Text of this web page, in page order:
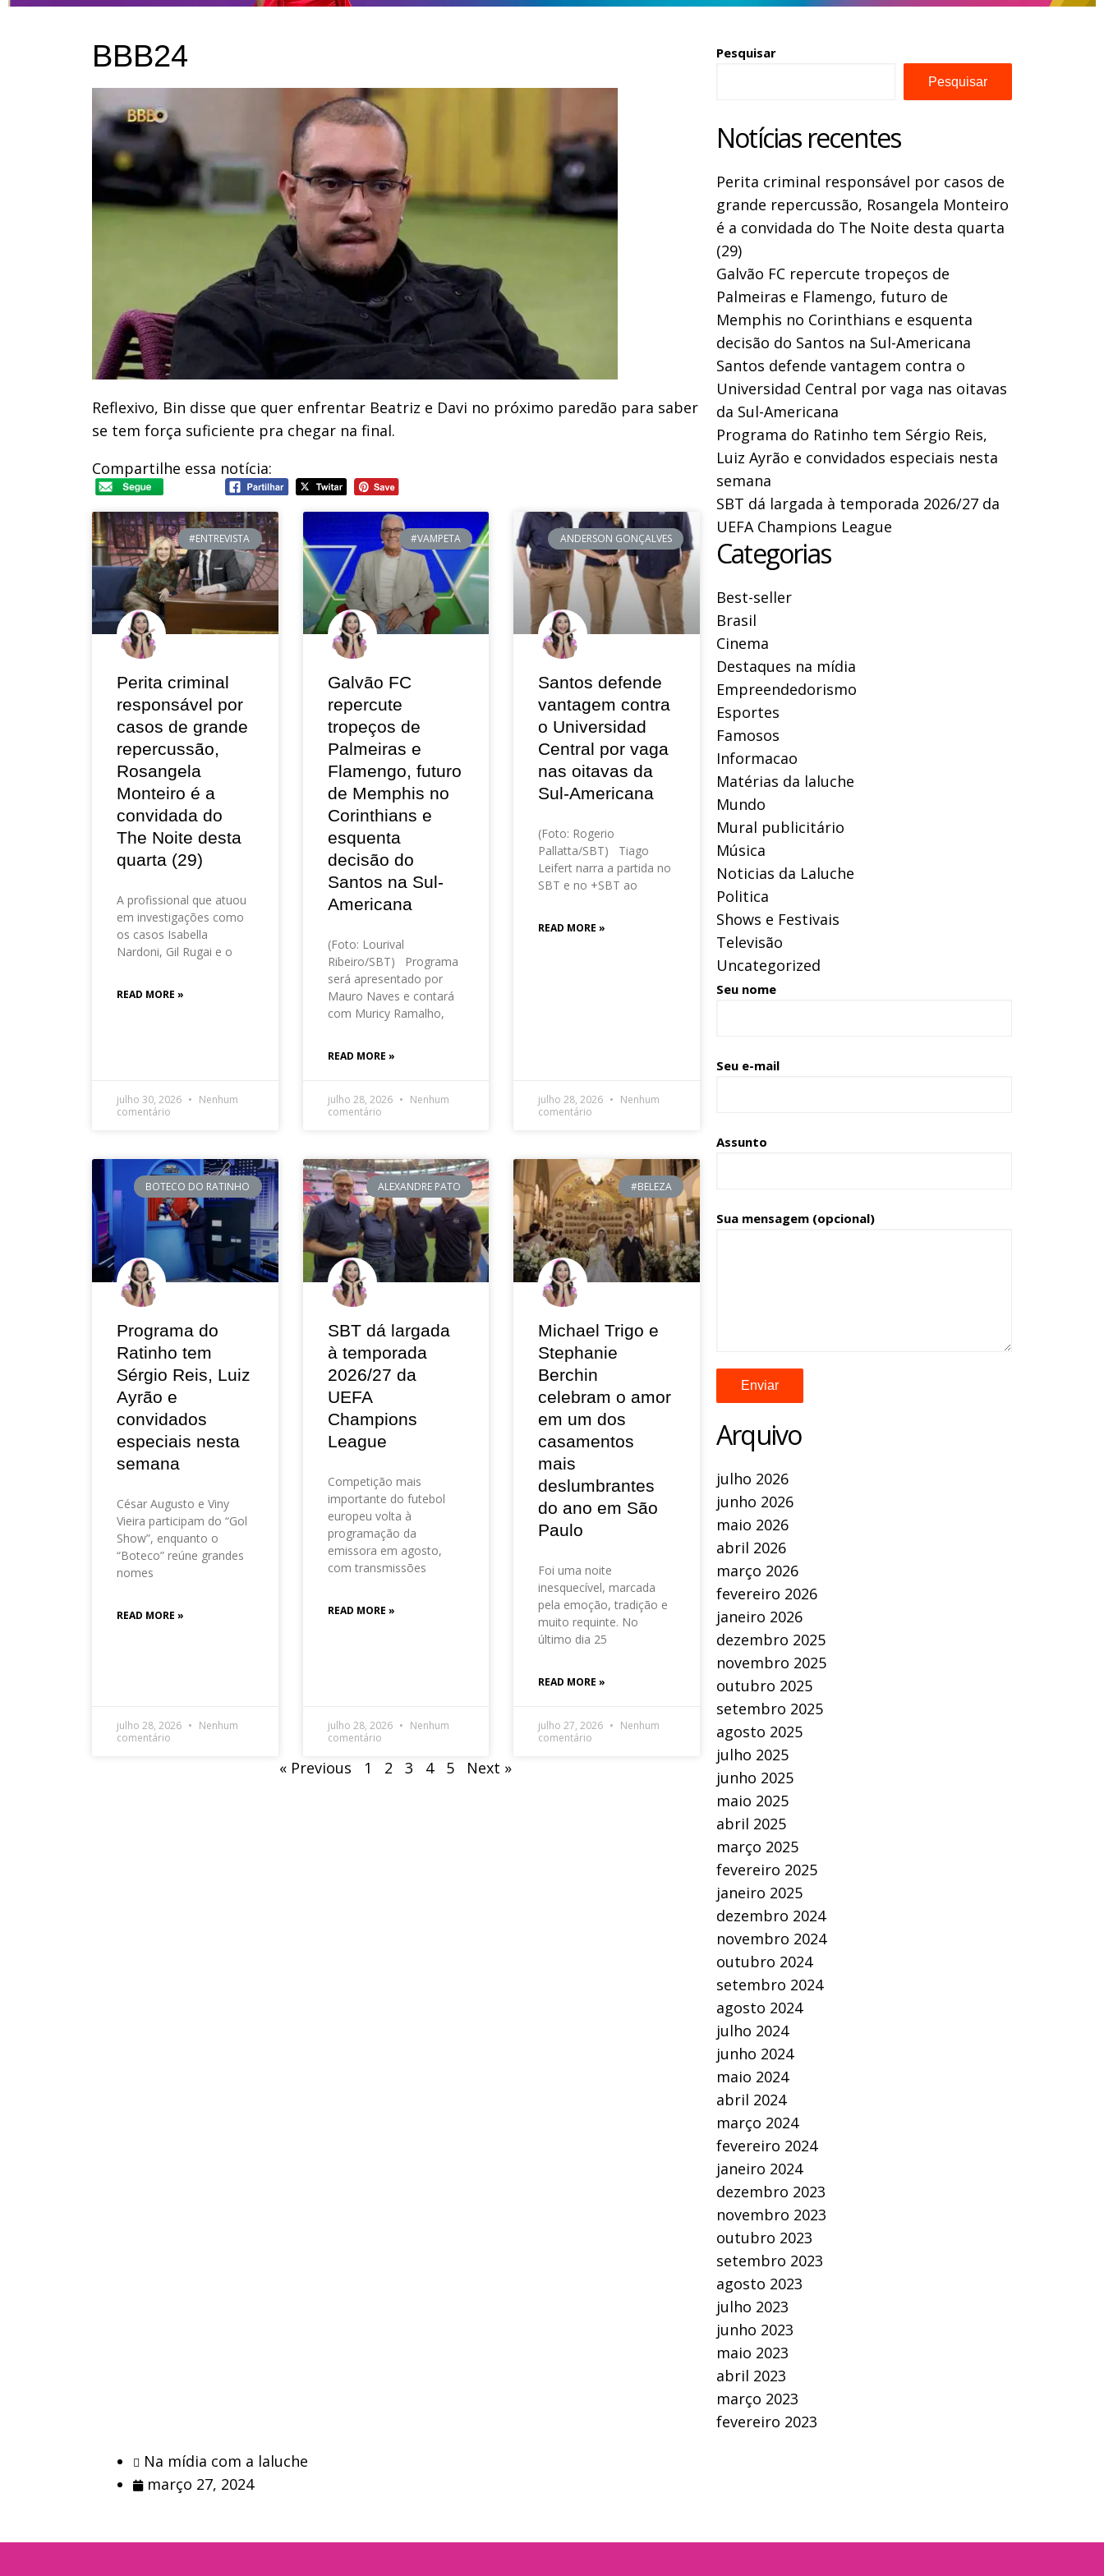
BBB24
Reflexivo, Bin disse que quer enfrentar Beatriz e Davi no próximo paredão para saber
se tem força suficiente pra chegar na final.
Compartilhe essa notícia:
#ENTREVISTA
Perita criminal
responsável por
casos de grande
repercussão,
Rosangela
Monteiro é a
convidada do
The Noite desta
quarta (29)
A profissional que atuou
em investigações como
os casos Isabella
Nardoni, Gil Rugai e o
READ MORE »
julho 30, 2026
Nenhum
comentário
#VAMPETA
Galvão FC
repercute
tropeços de
Palmeiras e
Flamengo, futuro
de Memphis no
Corinthians e
esquenta
decisão do
Santos na Sul-
Americana
(Foto: Lourival
Ribeiro/SBT) Programa
será apresentado por
Mauro Naves e contará
com Muricy Ramalho,
READ MORE »
julho 28, 2026
Nenhum
comentário
ANDERSON GONÇALVES
Santos defende
vantagem contra
o Universidad
Central por vaga
nas oitavas da
Sul-Americana
(Foto: Rogerio
Pallatta/SBT) Tiago
Leifert narra a partida no
SBT e no +SBT ao
READ MORE »
julho 28, 2026
Nenhum
comentário
BOTECO DO RATINHO
Programa do
Ratinho tem
Sérgio Reis, Luiz
Ayrão e
convidados
especiais nesta
semana
César Augusto e Viny
Vieira participam do “Gol
Show”, enquanto o
“Boteco” reúne grandes
nomes
READ MORE »
julho 28, 2026
Nenhum
comentário
ALEXANDRE PATO
SBT dá largada
à temporada
2026/27 da
UEFA
Champions
League
Competição mais
importante do futebol
europeu volta à
programação da
emissora em agosto,
com transmissões
READ MORE »
julho 28, 2026
Nenhum
comentário
#BELEZA
Michael Trigo e
Stephanie
Berchin
celebram o amor
em um dos
casamentos
mais
deslumbrantes
do ano em São
Paulo
Foi uma noite
inesquecível, marcada
pela emoção, tradição e
muito requinte. No
último dia 25
READ MORE »
julho 27, 2026
Nenhum
comentário
« Previous 1 2 3 4 5 Next »
Pesquisar
Pesquisar
Notícias recentes
Perita criminal responsável por casos de
grande repercussão, Rosangela Monteiro
é a convidada do The Noite desta quarta
(29)
Galvão FC repercute tropeços de
Palmeiras e Flamengo, futuro de
Memphis no Corinthians e esquenta
decisão do Santos na Sul-Americana
Santos defende vantagem contra o
Universidad Central por vaga nas oitavas
da Sul-Americana
Programa do Ratinho tem Sérgio Reis,
Luiz Ayrão e convidados especiais nesta
semana
SBT dá largada à temporada 2026/27 da
UEFA Champions League
Categorias
Best-seller
Brasil
Cinema
Destaques na mídia
Empreendedorismo
Esportes
Famosos
Informacao
Matérias da laluche
Mundo
Mural publicitário
Música
Noticias da Laluche
Politica
Shows e Festivais
Televisão
Uncategorized
Seu nome
Seu e-mail
Assunto
Sua mensagem (opcional)
Arquivo
julho 2026
junho 2026
maio 2026
abril 2026
março 2026
fevereiro 2026
janeiro 2026
dezembro 2025
novembro 2025
outubro 2025
setembro 2025
agosto 2025
julho 2025
junho 2025
maio 2025
abril 2025
março 2025
fevereiro 2025
janeiro 2025
dezembro 2024
novembro 2024
outubro 2024
setembro 2024
agosto 2024
julho 2024
junho 2024
maio 2024
abril 2024
março 2024
fevereiro 2024
janeiro 2024
dezembro 2023
novembro 2023
outubro 2023
setembro 2023
agosto 2023
julho 2023
junho 2023
maio 2023
abril 2023
março 2023
fevereiro 2023
Na mídia com a laluche
março 27, 2024